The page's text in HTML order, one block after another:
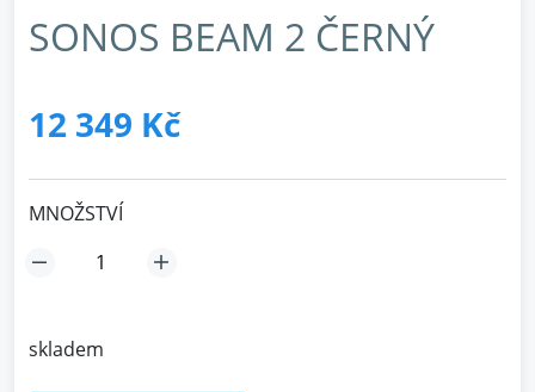
SONOS BEAM 2 ČERNÝ
12 349 Kč
MNOŽSTVÍ
skladem